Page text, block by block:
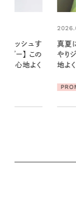
が香るひん
い季節に心
なボディケ
暑い
える